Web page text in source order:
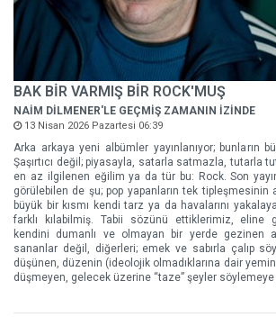
BAK BİR VARMIŞ BİR ROCK'MUŞ
NAİM DİLMENER'LE GEÇMİŞ ZAMANIN İZİNDE
13 Nisan 2026 Pazartesi 06:39
Arka arkaya yeni albümler yayınlanıyor; bunların
Şaşırtıcı değil; piyasayla, satarla satmazla, tutarla
en az ilgilenen eğilim ya da tür bu: Rock. Son
görülebilen de şu; pop yapanların tek tipleşmesinin
büyük bir kısmı kendi tarz ya da havalarını
farklı kılabilmiş. Tabii sözünü ettiklerimiz, eline
kendini dumanlı ve olmayan bir yerde gezinen
sananlar değil, diğerleri; emek ve sabırla çalıp
düşünen, düzenin (ideolojik olmadıklarına dair
düşmeyen, gelecek üzerine “taze” şeyler söylemeye